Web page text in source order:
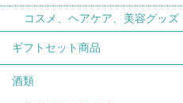
コスメ、ヘアケア、美容グッズ
ギフトセット商品
酒類